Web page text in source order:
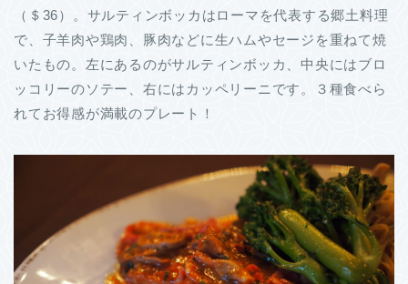
（＄36）。サルティンボッカはローマを代表する郷土料理
で、子羊肉や鶏肉、豚肉などに生ハムやセージを重ねて焼
いたもの。左にあるのがサルティンボッカ、中央にはブロ
ッコリーのソテー、右にはカッペリーニです。３種食べら
れてお得感が満載のプレート！